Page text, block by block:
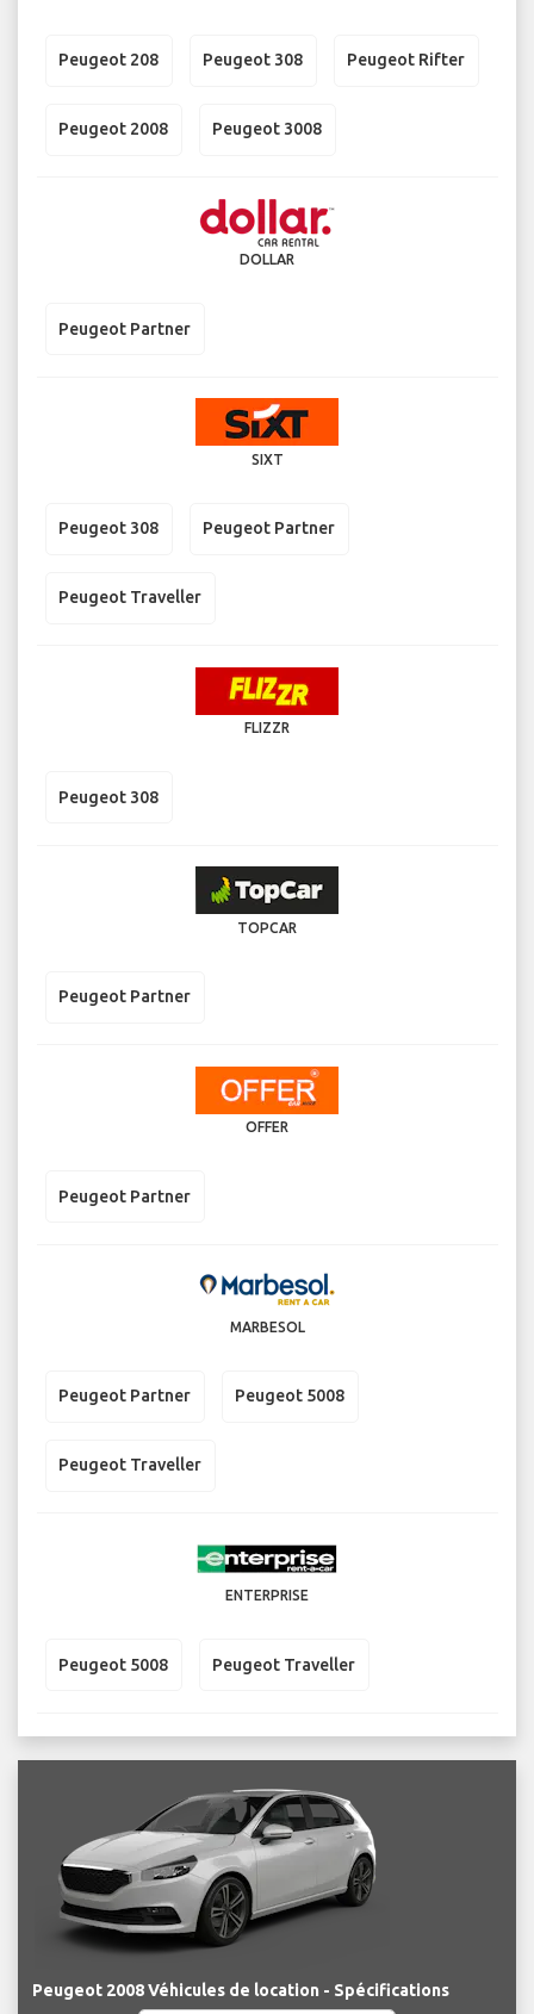
Peugeot 208 Peugeot 308 Peugeot Rifter
Peugeot 2008 Peugeot 3008
DOLLAR
Peugeot Partner
SIXT
Peugeot 308 Peugeot Partner
Peugeot Traveller
FLIZZR
Peugeot 308
TOPCAR
Peugeot Partner
OFFER
Peugeot Partner
MARBESOL
Peugeot Partner Peugeot 5008
Peugeot Traveller
ENTERPRISE
Peugeot 5008 Peugeot Traveller
Peugeot 2008 Véhicules de location - Spécifications